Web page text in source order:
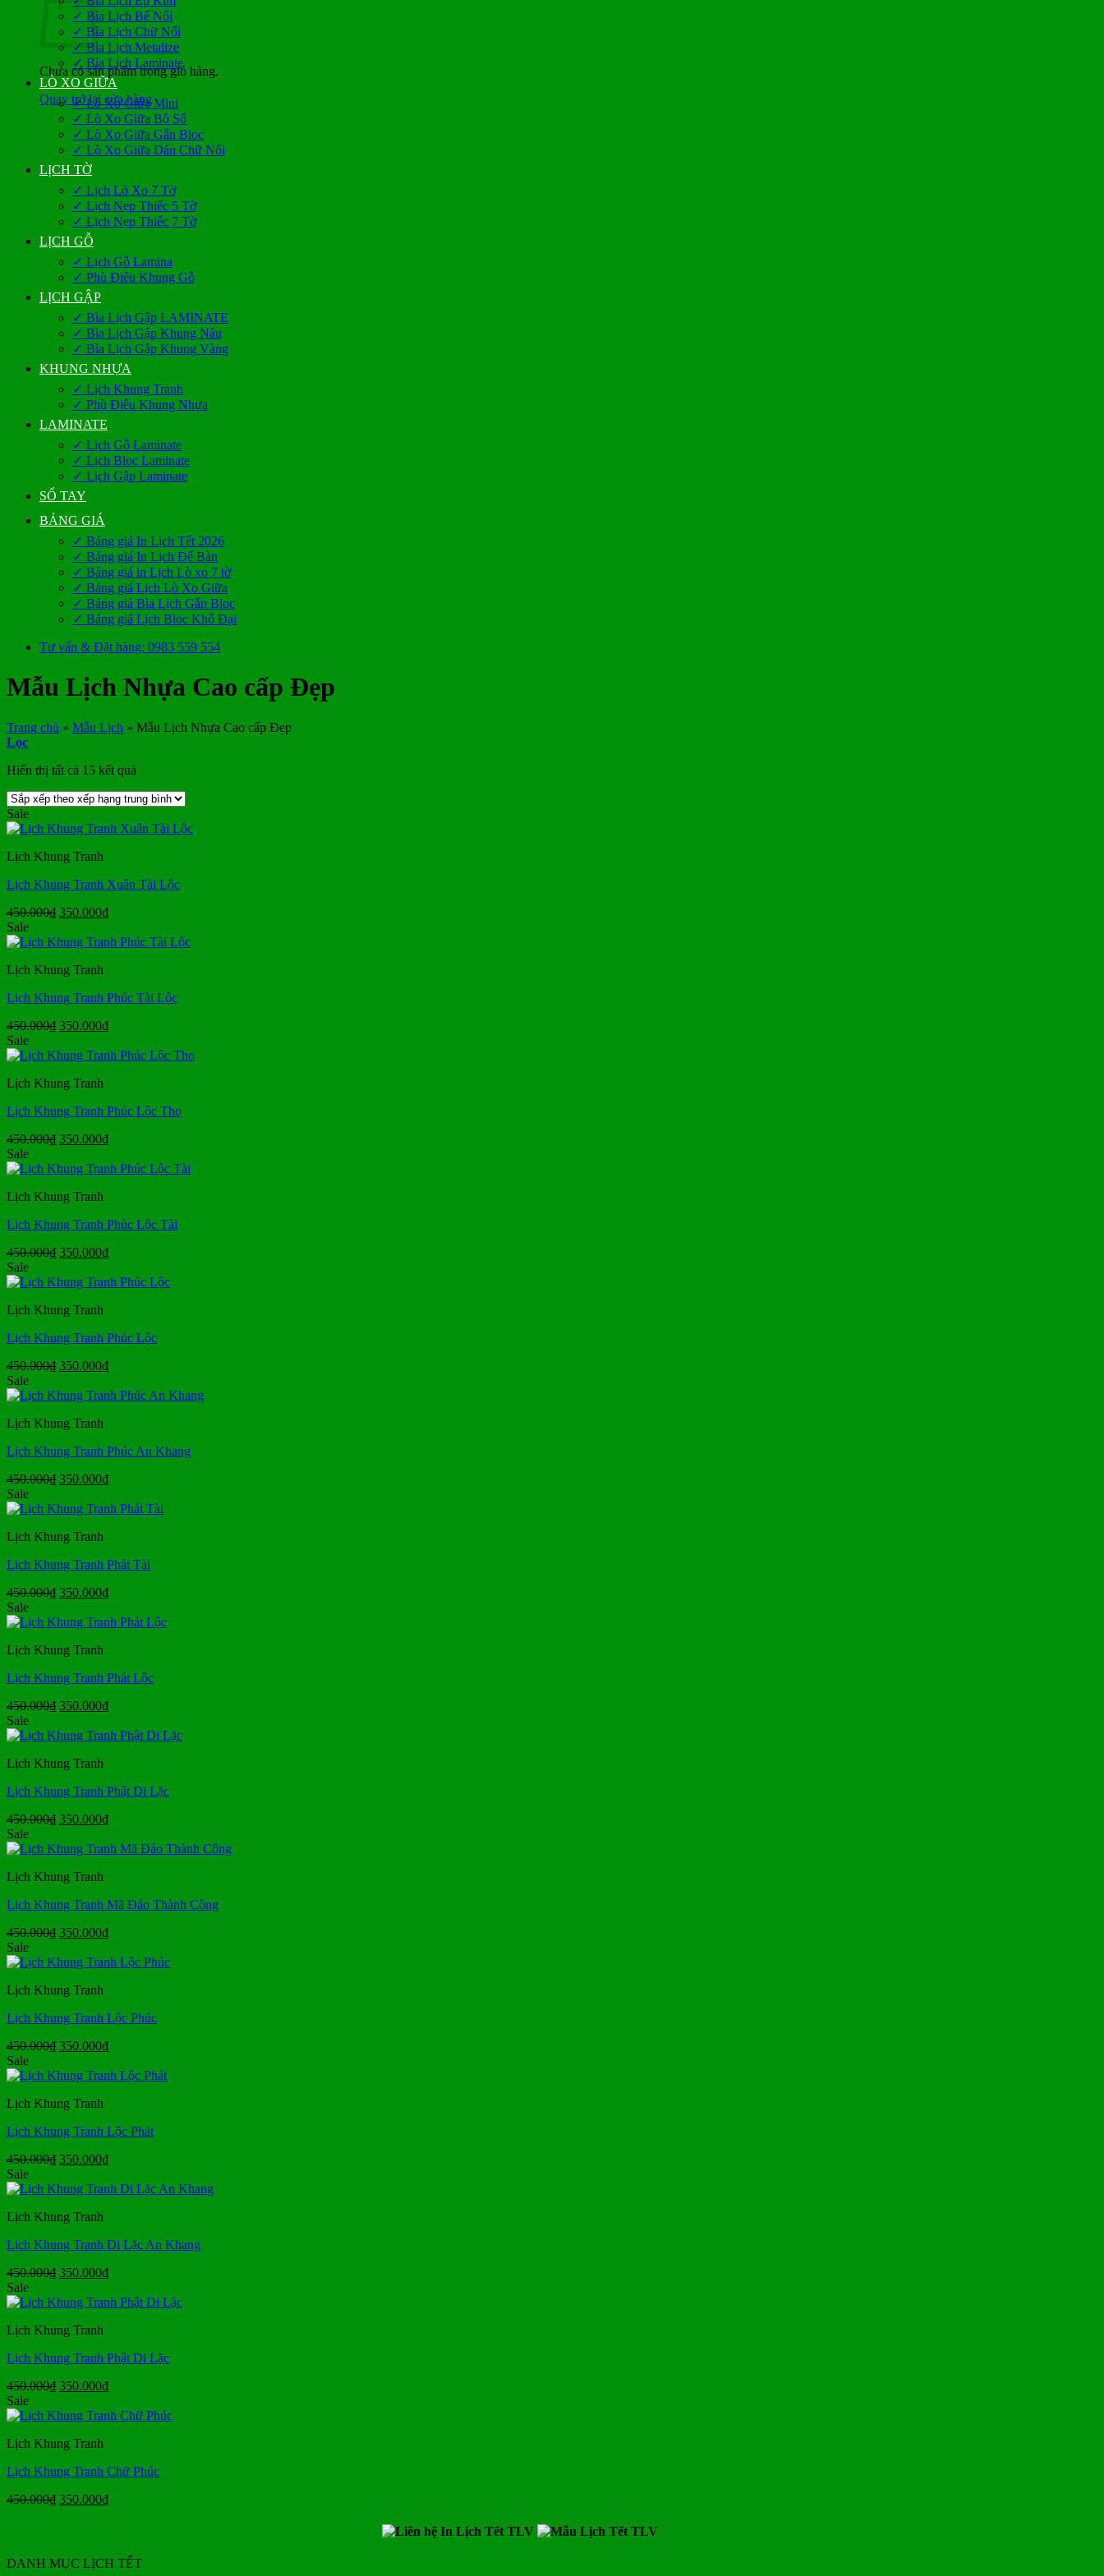
Chưa có sản phẩm trong giỏ hàng.
Quay trở lại cửa hàng
✓ Bìa Lịch Bế Nổi
✓ Bìa Lịch Chữ Nổi
✓ Bìa Lịch Metalize
✓ Bìa Lịch Laminate
LÒ XO GIỮA
✓ Lò Xo Giữa Mini
✓ Lò Xo Giữa Bộ Số
✓ Lò Xo Giữa Gắn Bloc
✓ Lò Xo Giữa Dán Chữ Nổi
LỊCH TỜ
✓ Lịch Lò Xo 7 Tờ
✓ Lịch Nẹp Thiếc 5 Tờ
✓ Lịch Nẹp Thiếc 7 Tờ
LỊCH GỖ
✓ Lịch Gỗ Lamina
✓ Phù Điêu Khung Gỗ
LỊCH GẬP
✓ Bìa Lịch Gập LAMINATE
✓ Bìa Lịch Gập Khung Nâu
✓ Bìa Lịch Gập Khung Vàng
KHUNG NHỰA
✓ Lịch Khung Tranh
✓ Phù Điêu Khung Nhựa
LAMINATE
✓ Lịch Gỗ Laminate
✓ Lịch Bloc Laminate
✓ Lịch Gập Laminate
SỔ TAY
BẢNG GIÁ
✓ Bảng giá In Lịch Tết 2026
✓ Bảng giá In Lịch Để Bàn
✓ Bảng giá in Lịch Lò xo 7 tờ
✓ Bảng giá Lịch Lò Xo Giữa
✓ Bảng giá Bìa Lịch Gắn Bloc
✓ Bảng giá Lịch Bloc Khổ Đại
Tư vấn & Đặt hàng: 0983 559 554
Mẫu Lịch Nhựa Cao cấp Đẹp
Trang chủ » Mẫu Lịch » Mẫu Lịch Nhựa Cao cấp Đẹp
Lọc
Hiển thị tất cả 15 kết quả
xếp
xếp
Sale
Lịch Khung Tranh
Lịch Khung Tranh Xuân Tài Lộc
450.000₫ Giá
là:
350.000₫Giá
tại
Sale
Lịch Khung Tranh
Lịch Khung Tranh Phúc Tài Lộc
450.000₫ Giá
là:
350.000₫Giá
tại
Sale
Lịch Khung Tranh
Lịch Khung Tranh Phúc Lộc Thọ
450.000₫ Giá
là:
350.000₫Giá
tại
Sale
Lịch Khung Tranh
Lịch Khung Tranh Phúc Lộc Tài
450.000₫ Giá
là:
350.000₫Giá
tại
Sale
Lịch Khung Tranh
Lịch Khung Tranh Phúc Lộc
450.000₫ Giá
là:
350.000₫Giá
tại
Sale
Lịch Khung Tranh
Lịch Khung Tranh Phúc An Khang
450.000₫ Giá
là:
350.000₫Giá
tại
Sale
Lịch Khung Tranh
Lịch Khung Tranh Phát Tài
450.000₫ Giá
là:
350.000₫Giá
tại
Sale
Lịch Khung Tranh
Lịch Khung Tranh Phát Lộc
450.000₫ Giá
là:
350.000₫Giá
tại
Sale
Lịch Khung Tranh
Lịch Khung Tranh Phật Di Lặc
450.000₫ Giá
là:
350.000₫Giá
tại
Sale
Lịch Khung Tranh
Lịch Khung Tranh Mã Đáo Thành Công
450.000₫ Giá
là:
350.000₫Giá
tại
Sale
Lịch Khung Tranh
Lịch Khung Tranh Lộc Phúc
450.000₫ Giá
là:
350.000₫Giá
tại
Sale
Lịch Khung Tranh
Lịch Khung Tranh Lộc Phát
450.000₫ Giá
là:
350.000₫Giá
tại
Sale
Lịch Khung Tranh
Lịch Khung Tranh Di Lặc An Khang
450.000₫ Giá
là:
350.000₫Giá
tại
Sale
Lịch Khung Tranh
Lịch Khung Tranh Phật Di Lặc
450.000₫ Giá
là:
350.000₫Giá
tại
Sale
Lịch Khung Tranh
Lịch Khung Tranh Chữ Phúc
450.000₫ Giá
350.000₫Giá
350.000₫.
DANH MỤC LỊCH TẾT